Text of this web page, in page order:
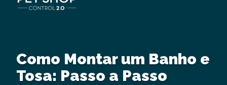
Como Montar um Banho e
Tosa: Passo a Passo